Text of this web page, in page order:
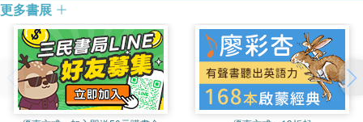
illustrations, summaries, discussion questions and
suggestions for further reading as well as a glossary and
chronology, helping students to become familiar with the
main terms of the traditions discussed and to place their
development in historical context. Additional resources
can be found on the companion website:
更多書展